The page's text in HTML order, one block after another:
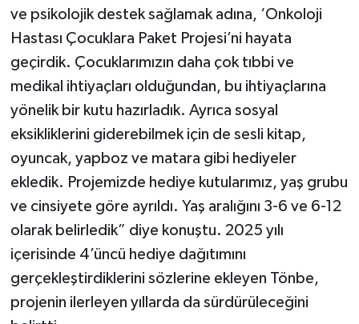
ve psikolojik destek sağlamak adına, ‘Onkoloji
Hastası Çocuklara Paket Projesi’ni hayata
geçirdik. Çocuklarımızın daha çok tıbbi ve
medikal ihtiyaçları olduğundan, bu ihtiyaçlarına
yönelik bir kutu hazırladık. Ayrıca sosyal
eksikliklerini giderebilmek için de sesli kitap,
oyuncak, yapboz ve matara gibi hediyeler
ekledik. Projemizde hediye kutularımız, yaş grubu
ve cinsiyete göre ayrıldı. Yaş aralığını 3-6 ve 6-12
olarak belirledik” diye konuştu. 2025 yılı
içerisinde 4’üncü hediye dağıtımını
gerçekleştirdiklerini sözlerine ekleyen Tönbe,
projenin ilerleyen yıllarda da sürdürüleceğini